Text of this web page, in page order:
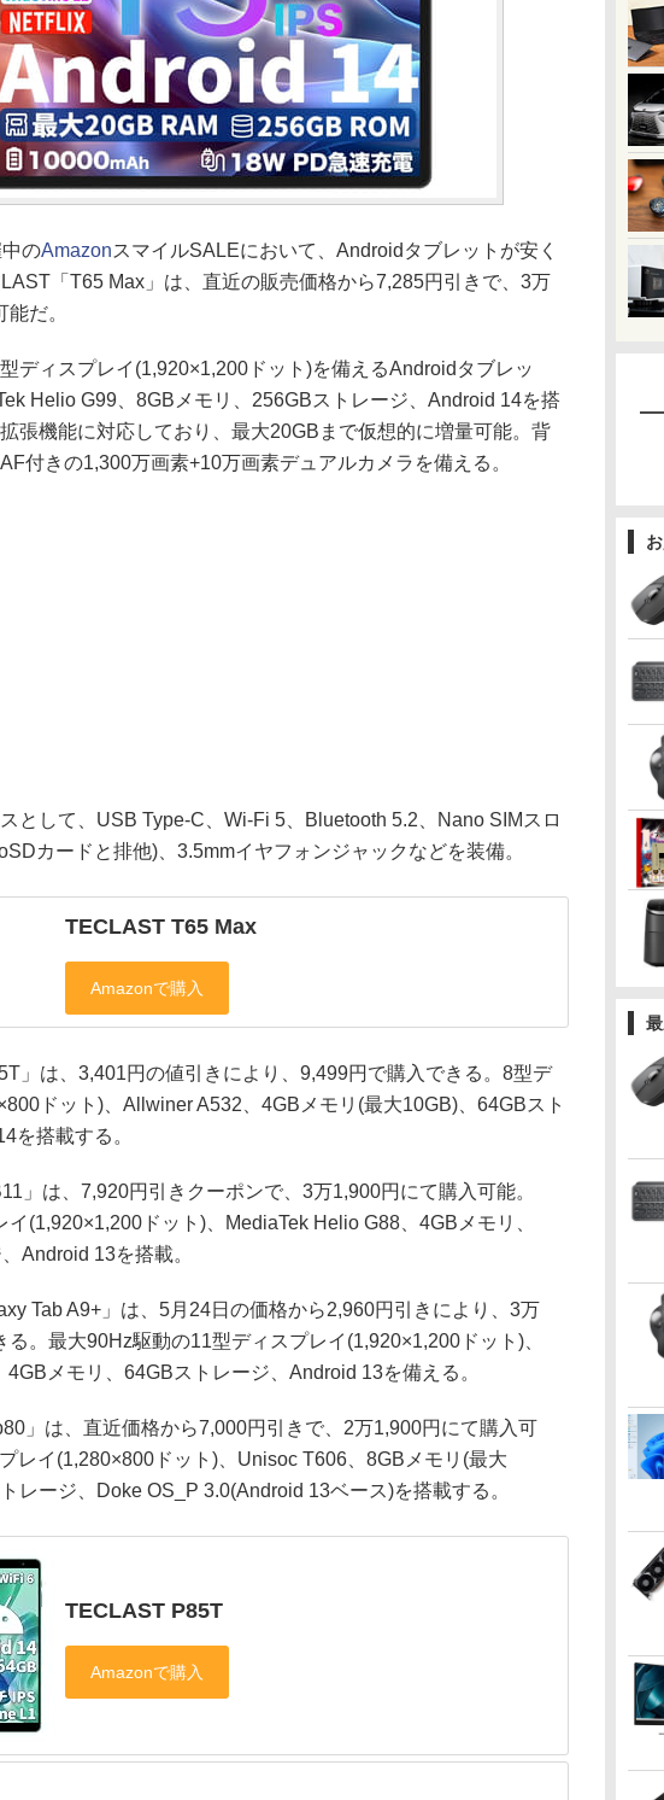
のAmazonスマイルSALEにおいて、Androidタブレットが安く
「T65 Max」は、直近の販売価格から7,285円引きで、3万
だ。
ディスプレイ(1,920×1,200ドット)を備えるAndroidタブレッ
Helio G99、8GBメモリ、256GBストレージ、Android 14を搭
張機能に対応しており、最大20GBまで仮想的に増量可能。背
付きの1,300万画素+10万画素デュアルカメラを備える。
として、USB Type-C、Wi-Fi 5、Bluetooth 5.2、Nano SIMスロ
カードと排他)、3.5mmイヤフォンジャックなどを装備。
TECLAST T65 Max
」は、3,401円の値引きにより、9,499円で購入できる。8型デ
ドット)、Allwiner A532、4GBメモリ(最大10GB)、64GBスト
を搭載する。
」は、7,920円引きクーポンで、3万1,900円にて購入可能。
イ(1,920×1,200ドット)、MediaTek Helio G88、4GBメモリ、
Android 13を搭載。
Tab A9+」は、5月24日の価格から2,960円引きにより、3万
る。最大90Hz駆動の11型ディスプレイ(1,920×1,200ドット)、
メモリ、64GBストレージ、Android 13を備える。
」は、直近価格から7,000円引きで、2万1,900円にて購入可
レイ(1,280×800ドット)、Unisoc T606、8GBメモリ(最大
レージ、Doke OS_P 3.0(Android 13ベース)を搭載する。
TECLAST P85T